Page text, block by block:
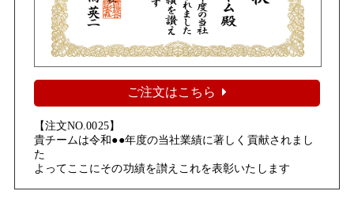
ご注文はこちら
【注文NO.0025】
貴チームは令和●●年度の当社業績に著しく貢献されまし
た
よってここにその功績を讃えこれを表彰いたします